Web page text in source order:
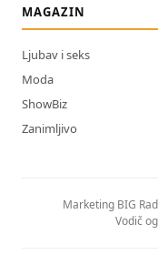
MAGAZIN
Ljubav i seks
Moda
ShowBiz
Zanimljivo
Marketing BIG
Vodič